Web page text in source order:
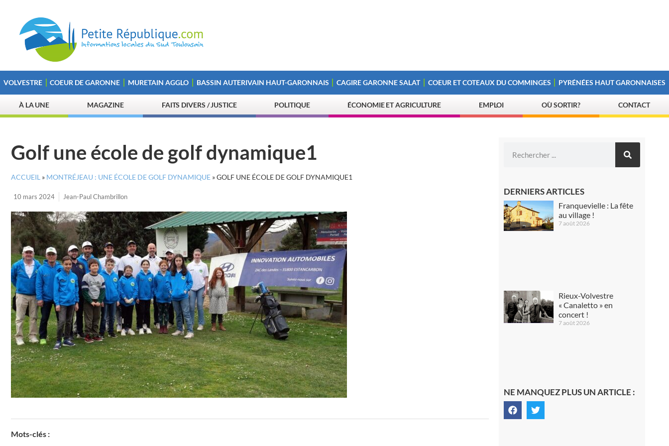
VOLVESTRE COEUR DE GARONNE MURETAIN AGGLO BASSIN AUTERIVAIN HAUT-GARONNAIS CAGIRE GARONNE SALAT COEUR ET COTEAUX DU COMMINGES PYRÉNÉES HAUT GARONNAISES
À LA UNE MAGAZINE FAITS DIVERS / JUSTICE POLITIQUE ÉCONOMIE ET AGRICULTURE EMPLOI OÙ SORTIR? CONTACT
Golf une école de golf dynamique1
ACCUEIL » MONTRÉJEAU : UNE ÉCOLE DE GOLF DYNAMIQUE »GOLF UNE ÉCOLE DE GOLF DYNAMIQUE1
10 mars 2024 Jean-Paul Chambrillon
Mots-clés :
DERNIERS ARTICLES
Franquevielle : La fête
au village !
7 août 2026
Rieux-Volvestre
« Canaletto » en
concert !
7 août 2026
NE MANQUEZ PLUS UN ARTICLE :